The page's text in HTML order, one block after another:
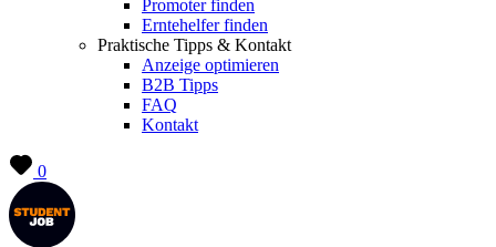
Promoter finden
Erntehelfer finden
Praktische Tipps & Kontakt
Anzeige optimieren
B2B Tipps
FAQ
Kontakt
0